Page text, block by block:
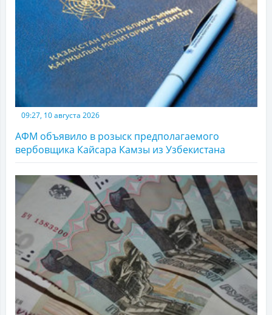
09:27, 10 августа 2026
АФМ объявило в розыск предполагаемого
вербовщика Кайсара Камзы из Узбекистана